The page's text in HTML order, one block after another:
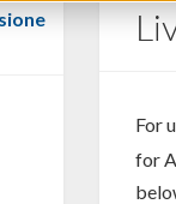
For
for